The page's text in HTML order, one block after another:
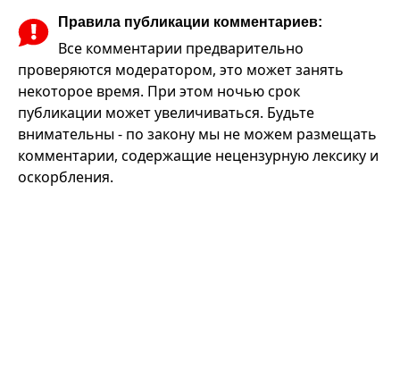
Правила публикации комментариев:
Все комментарии предварительно
проверяются модератором, это может занять
некоторое время. При этом ночью срок
публикации может увеличиваться. Будьте
внимательны - по закону мы не можем размещать
комментарии, содержащие нецензурную лексику и
оскорбления.